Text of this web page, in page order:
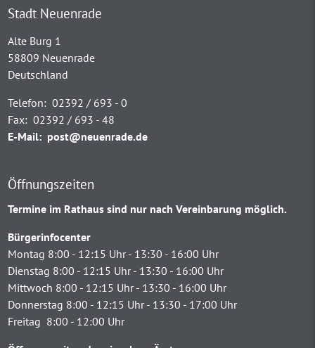
Stadt Neuenrade
Alte Burg 1
58809 Neuenrade
Deutschland
Telefon: 02392 / 693 - 0
Fax: 02392 / 693 - 48
E-Mail: post@neuenrade.de
Öffnungszeiten
Termine im Rathaus sind nur nach Vereinbarung möglich.
Bürgerinfocenter
Montag 8:00 - 12:15 Uhr - 13:30 - 16:00 Uhr
Dienstag 8:00 - 12:15 Uhr - 13:30 - 16:00 Uhr
Mittwoch 8:00 - 12:15 Uhr - 13:30 - 16:00 Uhr
Donnerstag 8:00 - 12:15 Uhr - 13:30 - 17:00 Uhr
Freitag 8:00 - 12:00 Uhr